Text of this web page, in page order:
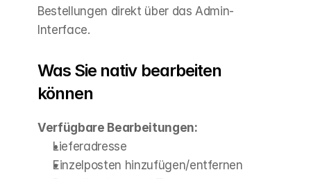
Bestellungen direkt über das Admin-
Interface.
Was Sie nativ bearbeiten
können
Verfügbare Bearbeitungen:
Lieferadresse
Einzelposten hinzufügen/entfernen